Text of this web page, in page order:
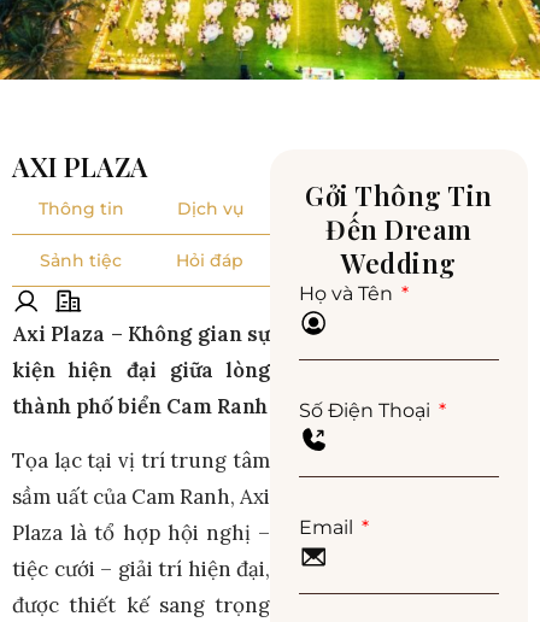
AXI PLAZA
Thông tin Dịch vụ
Sảnh tiệc Hỏi đáp
Axi Plaza – Không gian sự
kiện hiện đại giữa lòng
thành phố biển Cam Ranh
Tọa lạc tại vị trí trung tâm
sầm uất của Cam Ranh, Axi
Plaza là tổ hợp hội nghị –
tiệc cưới – giải trí hiện đại,
được thiết kế sang trọng
Gởi Thông Tin
Đến Dream
Wedding
Họ và Tên
Số Điện Thoại
Email